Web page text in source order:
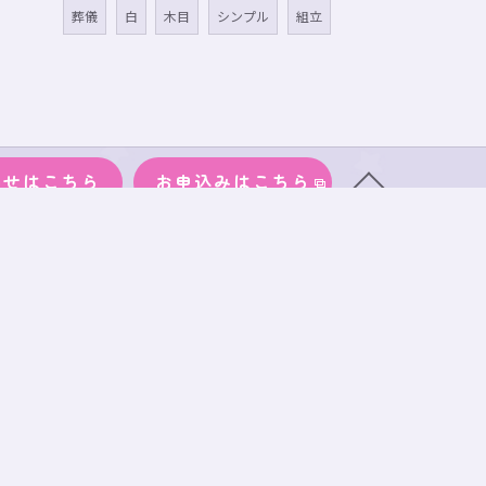
葬儀 白 木目 シンプル 組立
はこちら お申込みはこちら